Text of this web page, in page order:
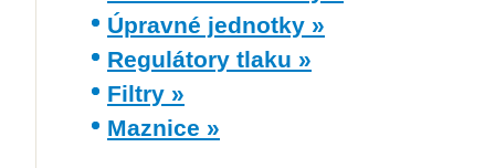
Úpravné jednotky »
Regulátory tlaku »
Filtry »
Maznice »